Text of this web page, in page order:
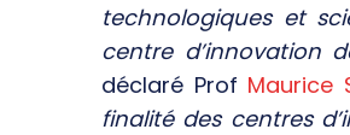
technologiques et
centre d’innovation
déclaré Prof Maurice
finalité des centres